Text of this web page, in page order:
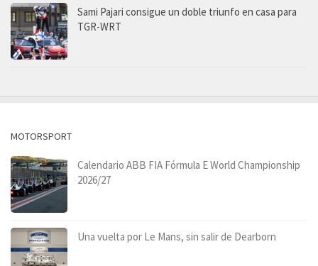
Sami Pajari consigue un doble triunfo en casa para
TGR-WRT
MOTORSPORT
Calendario ABB FIA Fórmula E World Championship
2026/27
Una vuelta por Le Mans, sin salir de Dearborn